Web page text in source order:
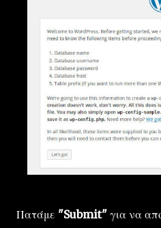
Πατάμε "Submit" για να